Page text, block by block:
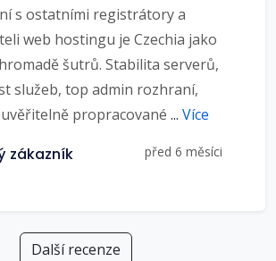
s ostatními registrátory a
web hostingu je Czechia jako
šutrů. Stabilita serverů,
služeb, top admin rozhraní,
propracované ... Více
zákazník před 6 měsíci
Další recenze